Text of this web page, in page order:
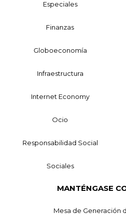
Especiales
Finanzas
Globoeconomía
Infraestructura
Internet Economy
Ocio
Responsabilidad Social
Sociales
MANTÉNGASE
Mesa de Generación